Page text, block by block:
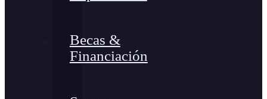
Becas &
Financiación